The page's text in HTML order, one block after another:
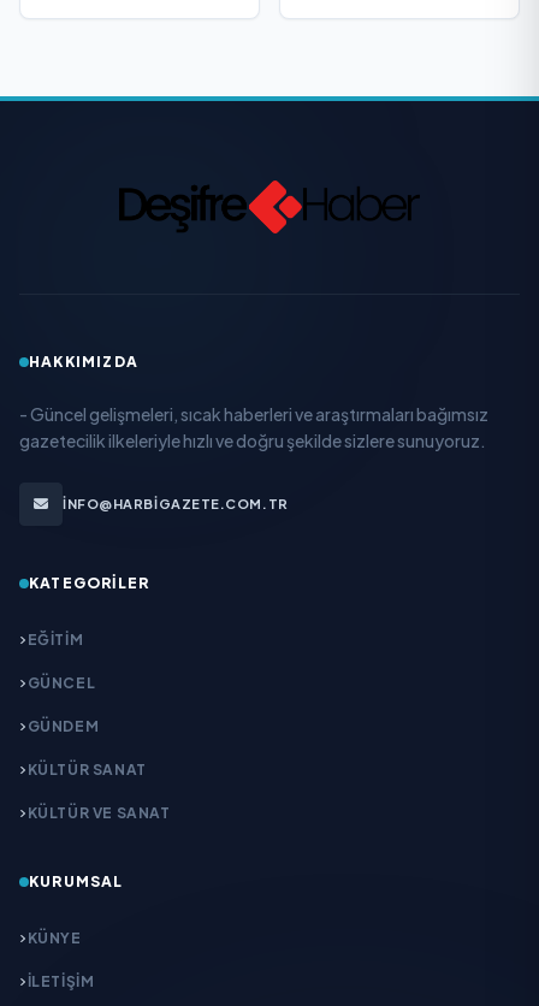
HAKKIMIZDA
- Güncel gelişmeleri, sıcak haberleri ve araştırmaları bağımsız
gazetecilik ilkeleriyle hızlı ve doğru şekilde sizlere sunuyoruz.
INFO@HARBIGAZETE.COM.TR
KATEGORILER
EĞITIM
GÜNCEL
GÜNDEM
KÜLTÜR SANAT
KÜLTÜR VE SANAT
KURUMSAL
KÜNYE
İLETIŞIM